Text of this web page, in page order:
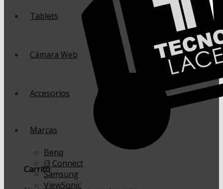
Carrito
Tablets
Cámara Web
Accesorios
Marcas
Benq
i3 Connect
Samsung
ViewSonic